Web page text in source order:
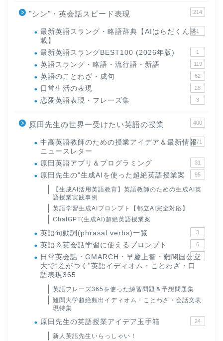
"シン"・英会話スピード表現 214
最新英語スラング・略語辞典【AIはらだくん搭
載】
1
最新英語スラングBEST100 (2026年版) 1
英語スラング・略語・流行語・新語 119
英語のことわざ・成句 62
日常生活の表現 28
恋愛英語表現・フレーズ集 3
原田先生の世界一受けたい英語の授業 400
中高英語教師のための授業アイデア＆最新情報
ニュースレター
171
原田英語アプリ＆プログラミング 31
原田先生の"生成AIを使った超絶英語授業案 95
【生成AI活用英語教育】英語教師のための生成AI英
語授業実践事例
英語学習生成AIプロンプト【都立AI完全対応】
ChatGPT(生成AI)超絶英語授業案
英語句動詞(phrasal verbs)一覧 3
英語＆英会話学習に使えるプロンプト 6
日常英会話・GMARCH・早慶上智・難関国公立
大で“差がつく”英語イディオム・ことわざ・口
語表現365
22
英語フレーズ365を使った練習問題＆予想問題集
難関大学超絶頻出イディオム・ことわざ・会話文表
現特集
原田先生の英語授業アイデア玉手箱 24
新人英語先生いらっしゃい！